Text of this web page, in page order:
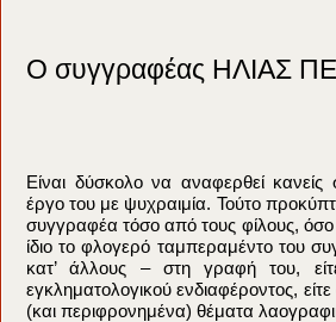
Ο συγγραφέας ΗΛΙΑΣ
Είναι δύσκολο να αναφερθεί
έργο του με ψυχραιμία. Τούτο
συγγραφέα τόσο από τους φίλους, όσο
ίδιο το φλογερό ταμπεραμέντο του
κατ’ άλλους – στη γραφή του,
εγκληματολογικού ενδιαφέροντος,
(και περιφρονημένα) θέματα